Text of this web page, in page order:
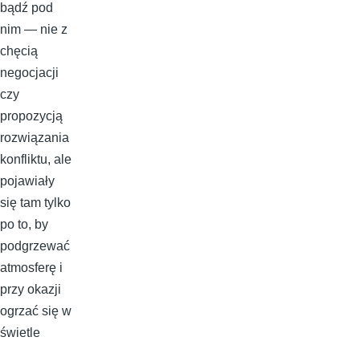
bądź pod
nim — nie z
chęcią
negocjacji
czy
propozycją
rozwiązania
konfliktu, ale
pojawiały
się tam tylko
po to, by
podgrzewać
atmosferę i
przy okazji
ogrzać się w
świetle